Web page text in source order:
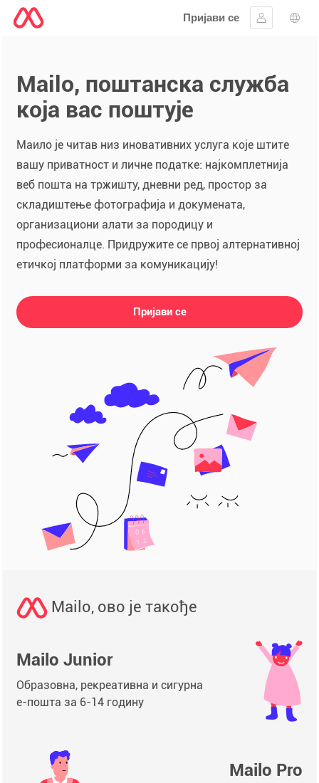
Пријави се
Пријавите
Mailo, поштанска служба
која вас поштује
Маило је читав низ иновативних услуга које штите
вашу приватност и личне податке: најкомплетнија
веб пошта на тржишту, дневни ред, простор за
складиштење фотографија и докумената,
организациони алати за породицу и
професионалце. Придружите се првој алтернативној
етичкој платформи за комуникацију!
Пријави се
Mailo, ово је такође
Mailo Junior
Образовна, рекреативна и сигурна
е-пошта за 6-14 годину
Mailo Pro